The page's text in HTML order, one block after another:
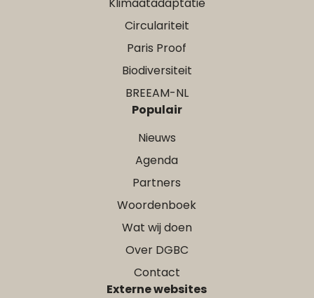
Circulariteit
Paris Proof
Biodiversiteit
BREEAM-NL
Populair
Nieuws
Agenda
Partners
Woordenboek
Wat wij doen
Over DGBC
Contact
Externe websites